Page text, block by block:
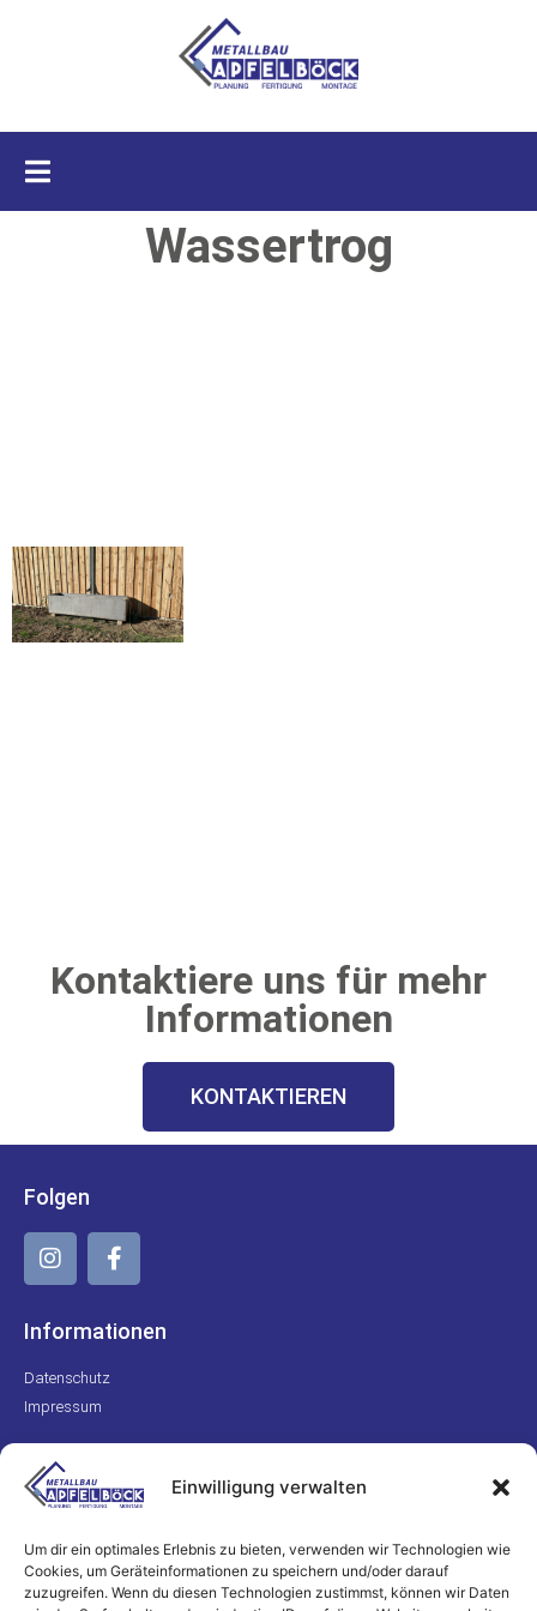
Einwilligung verwalten
Um dir ein optimales Erlebnis zu bieten, verwenden wir Technologien wie
Cookies, um Geräteinformationen zu speichern und/oder darauf
zuzugreifen. Wenn du diesen Technologien zustimmst, können wir Daten
Wassertrog
Kontaktiere uns für mehr
Informationen
KONTAKTIEREN
Folgen
Informationen
Datenschutz
Impressum
Kontakt
+49 170 8223311
info@metallbau-apfelboeck.de